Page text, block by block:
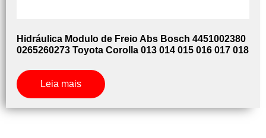
Hidráulica Modulo de Freio Abs Bosch 4451002380
0265260273 Toyota Corolla 013 014 015 016 017 018
Leia mais